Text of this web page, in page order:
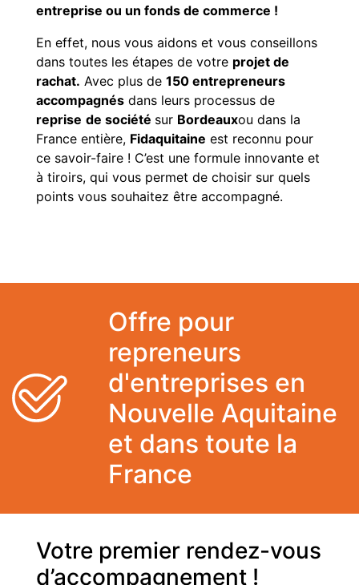
entreprise ou un fonds de commerce !
En effet, nous vous aidons et vous conseillons
dans toutes les étapes de votre projet de
rachat. Avec plus de 150 entrepreneurs
accompagnés dans leurs processus de
reprise de société sur Bordeauxou dans la
France entière, Fidaquitaine est reconnu pour
ce savoir-faire ! C’est une formule innovante et
à tiroirs, qui vous permet de choisir sur quels
points vous souhaitez être accompagné.
Offre pour
repreneurs
d'entreprises en
Nouvelle Aquitaine
et dans toute la
France
Votre premier rendez-vous
d’accompagnement !